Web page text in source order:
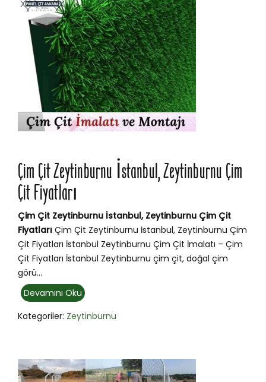
Çim Çit Zeytinburnu İstanbul, Zeytinburnu Çim
Çit Fiyatları
Çim Çit Zeytinburnu İstanbul, Zeytinburnu Çim Çit
Fiyatları Çim Çit Zeytinburnu İstanbul, Zeytinburnu Çim
Çit Fiyatları İstanbul Zeytinburnu Çim Çit İmalatı – Çim
Çit Fiyatları İstanbul Zeytinburnu çim çit, doğal çim
görü...
Devamını Oku
Kategoriler: Zeytinburnu